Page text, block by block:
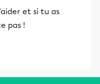
et si tu as
pas !